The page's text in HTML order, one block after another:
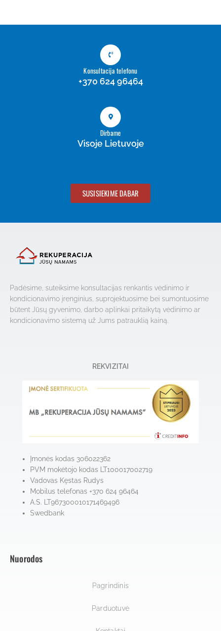
Konsultacija telefonu
+370 624 96464
Dirbame
Visoje Lietuvoje
SUSISIEKIME DABAR
Padėsime, suteiksime konsultacijas renkantis vėdinimo ir
kondicionavimo įrenginius, suprojektuosime bei sumontuosime
būtent Jūsų gyvenimo, darbo aplinkai pritaikytą vėdinimo ar
kondicionavimo sistemą už Jums patrauklią kainą.
REKVIZITAI
Įmonės kodas 306022362
PVM mokėtojo kodas LT100017002719
Vadovas Kęstas Rudys
Mobilus telefonas +370 624 96464
A.S. LT967300010171469496
Swedbank
Nuorodos
Pagrindinis
Parduotuvė